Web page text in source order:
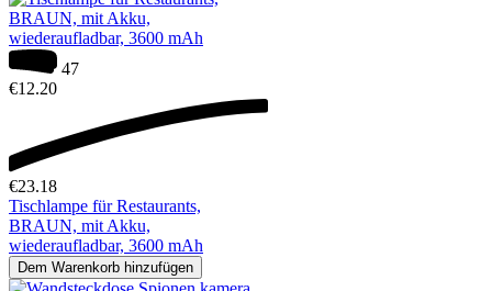
47
€12.20
€23.18
Tischlampe für Restaurants,
BRAUN, mit Akku,
wiederaufladbar, 3600 mAh
Dem Warenkorb hinzufügen